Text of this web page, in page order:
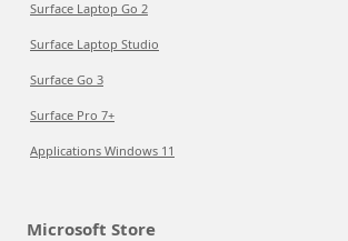
Surface Laptop Go 2
Surface Laptop Studio
Surface Go 3
Surface Pro 7+
Applications Windows 11
Microsoft Store